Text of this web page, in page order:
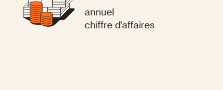
annuel
chiffre d'affaires